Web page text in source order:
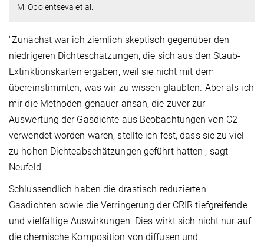
M. Obolentseva et al.
"Zunächst war ich ziemlich skeptisch gegenüber den
niedrigeren Dichteschätzungen, die sich aus den Staub-
Extinktionskarten ergaben, weil sie nicht mit dem
übereinstimmten, was wir zu wissen glaubten. Aber als ich
mir die Methoden genauer ansah, die zuvor zur
Auswertung der Gasdichte aus Beobachtungen von C2
verwendet worden waren, stellte ich fest, dass sie zu viel
zu hohen Dichteabschätzungen geführt hatten", sagt
Neufeld.
Schlussendlich haben die drastisch reduzierten
Gasdichten sowie die Verringerung der CRIR tiefgreifende
und vielfältige Auswirkungen. Dies wirkt sich nicht nur auf
die chemische Komposition von diffusen und